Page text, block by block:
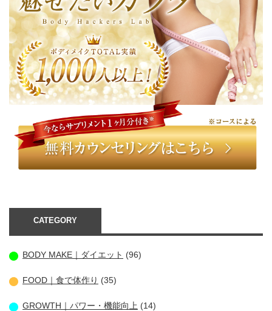
CATEGORY
BODY MAKE｜ダイエット (96)
FOOD｜食で体作り (35)
GROWTH｜パワー・機能向上 (14)